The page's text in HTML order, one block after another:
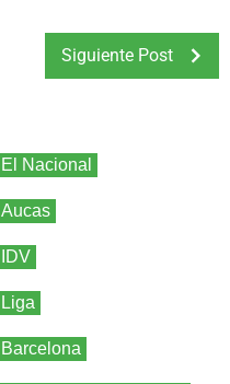
Siguiente Post
El Nacional
Aucas
IDV
Liga
Barcelona